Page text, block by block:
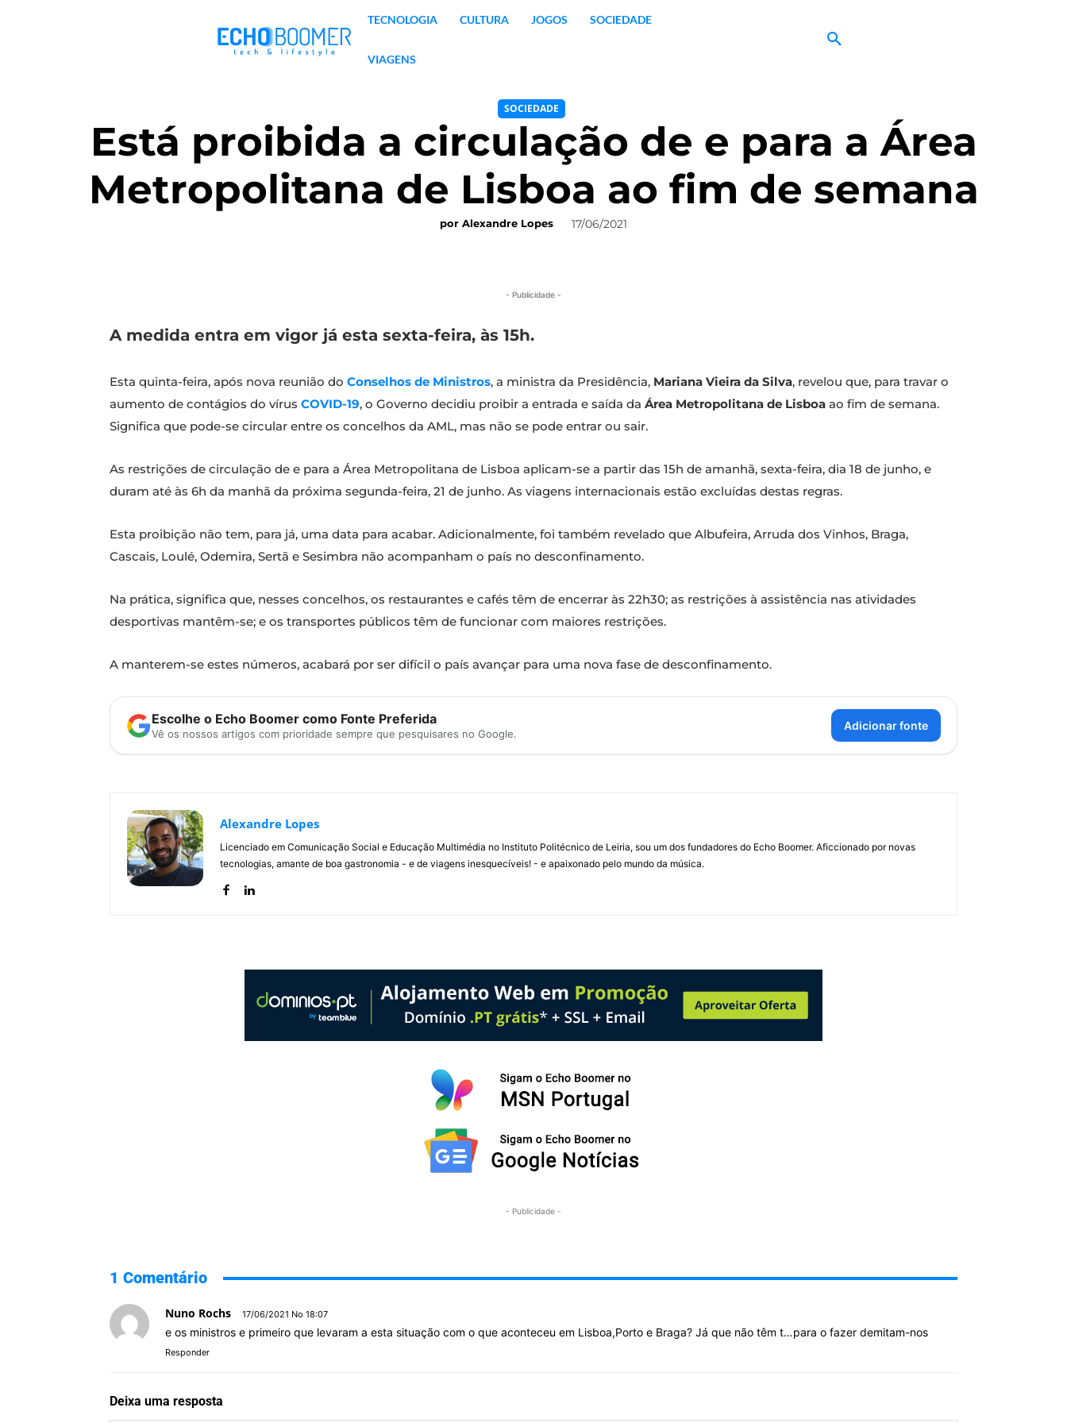
TECNOLOGIA CULTURA JOGOS SOCIEDADE
VIAGENS
SOCIEDADE
Está proibida a circulação de e para a Área
Metropolitana de Lisboa ao fim de semana
por Alexandre Lopes 17/06/2021
- Publicidade -
A medida entra em vigor já esta sexta-feira, às 15h.
Esta quinta-feira, após nova reunião do Conselhos de Ministros, a ministra da Presidência, Mariana Vieira da Silva, revelou que, para travar o
aumento de contágios do vírus COVID-19, o Governo decidiu proibir a entrada e saída da Área Metropolitana de Lisboa ao fim de semana.
Significa que pode-se circular entre os concelhos da AML, mas não se pode entrar ou sair.
As restrições de circulação de e para a Área Metropolitana de Lisboa aplicam-se a partir das 15h de amanhã, sexta-feira, dia 18 de junho, e
duram até às 6h da manhã da próxima segunda-feira, 21 de junho. As viagens internacionais estão excluídas destas regras.
Esta proibição não tem, para já, uma data para acabar. Adicionalmente, foi também revelado que Albufeira, Arruda dos Vinhos, Braga,
Cascais, Loulé, Odemira, Sertã e Sesimbra não acompanham o país no desconfinamento.
Na prática, significa que, nesses concelhos, os restaurantes e cafés têm de encerrar às 22h30; as restrições à assistência nas atividades
desportivas mantêm-se; e os transportes públicos têm de funcionar com maiores restrições.
A manterem-se estes números, acabará por ser difícil o país avançar para uma nova fase de desconfinamento.
Escolhe o Echo Boomer como Fonte Preferida
Vê os nossos artigos com prioridade sempre que pesquisares no Google.
Adicionar fonte
Alexandre Lopes
Licenciado em Comunicação Social e Educação Multimédia no Instituto Politécnico de Leiria, sou um dos fundadores do Echo Boomer. Aficcionado por novas
tecnologias, amante de boa gastronomia - e de viagens inesquecíveis! - e apaixonado pelo mundo da música.
- Publicidade -
1 Comentário
Nuno Rochs 17/06/2021 No 18:07
e os ministros e primeiro que levaram a esta situação com o que aconteceu em Lisboa,Porto e Braga? Já que não têm t…para o fazer demitam-nos
Responder
Deixa uma resposta